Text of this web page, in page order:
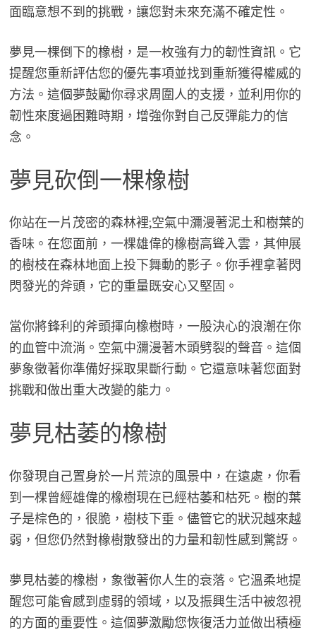
面臨意想不到的挑戰，讓您對未來充滿不確定性。
夢見一棵倒下的橡樹，是一枚強有力的韌性資訊。它
提醒您重新評估您的優先事項並找到重新獲得權威的
方法。這個夢鼓勵你尋求周圍人的支援，並利用你的
韌性來度過困難時期，增強你對自己反彈能力的信
念。
夢見砍倒一棵橡樹
你站在一片茂密的森林裡;空氣中瀰漫著泥土和樹葉的
香味。在您面前，一棵雄偉的橡樹高聳入雲，其伸展
的樹枝在森林地面上投下舞動的影子。你手裡拿著閃
閃發光的斧頭，它的重量既安心又堅固。
當你將鋒利的斧頭揮向橡樹時，一股決心的浪潮在你
的血管中流淌。空氣中瀰漫著木頭劈裂的聲音。這個
夢象徵著你準備好採取果斷行動。它還意味著您面對
挑戰和做出重大改變的能力。
夢見枯萎的橡樹
你發現自己置身於一片荒涼的風景中，在遠處，你看
到一棵曾經雄偉的橡樹現在已經枯萎和枯死。樹的葉
子是棕色的，很脆，樹枝下垂。儘管它的狀況越來越
弱，但您仍然對橡樹散發出的力量和韌性感到驚訝。
夢見枯萎的橡樹，象徵著你人生的衰落。它溫柔地提
醒您可能會感到虛弱的領域，以及振興生活中被忽視
的方面的重要性。這個夢激勵您恢復活力並做出積極